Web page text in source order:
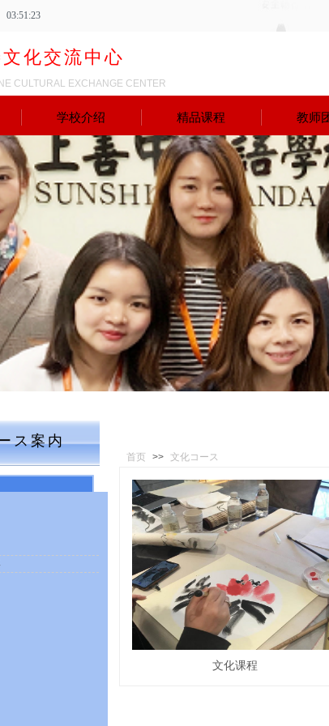
03:51:23
化交流中心
CULTURAL EXCHANGE CENTER
学校介绍 精品课程 教师
ス案内
首页 >> 文化コース
文化课程